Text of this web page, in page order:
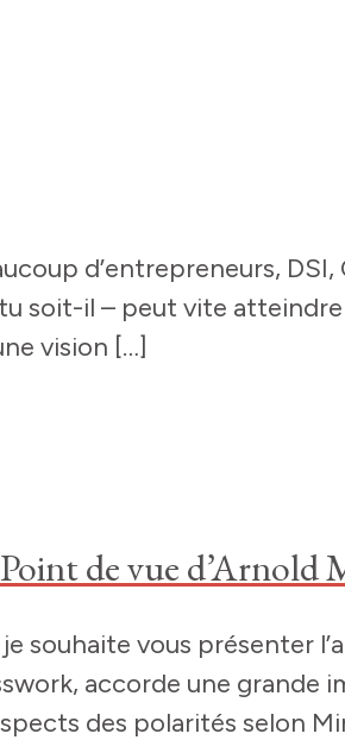
d’entrepreneurs,
il – peut vite atteindre
vision […]
de vue d’Arnold
souhaite vous présenter
accorde une
des polarités selon